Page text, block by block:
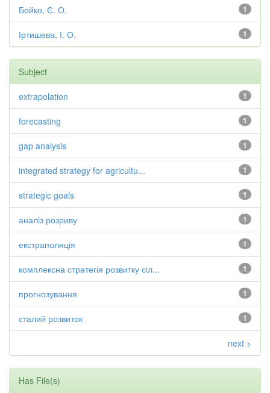
1
Бойко, Є. О.
1
Іртишева, І. О.
Subject
1
extrapolation
1
forecasting
1
gap analysis
1
integrated strategy for agricultu...
1
strategic goals
1
аналіз розриву
1
екстраполяція
1
комплексна стратегія розвитку сіл...
1
прогнозування
1
сталий розвиток
next >
Has File(s)